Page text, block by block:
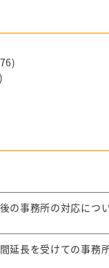
の事務所の対応につ
延長を受けての事務